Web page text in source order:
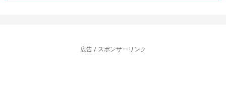
広告 / スポンサーリンク